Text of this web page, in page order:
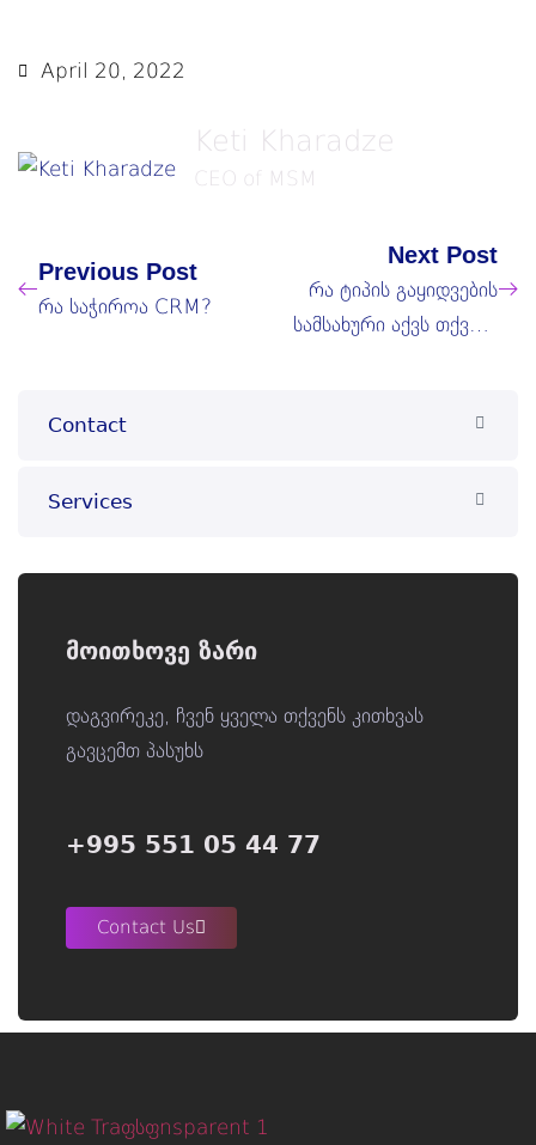
April 20, 2022
Keti Kharadze
CEO of MSM
Previous Post
რა საჭიროა CRM?
Next Post
რა ტიპის გაყიდვების
სამსახური აქვს თქვენს
Contact
Services
მოითხოვე ზარი
დაგვირეკე, ჩვენ ყველა თქვენს კითხვას
გავცემთ პასუხს
+995 551 05 44 77
Contact Us